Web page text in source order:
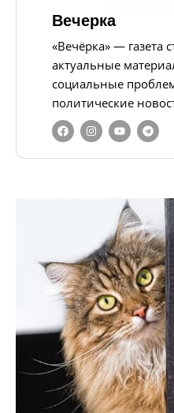
Вечерка
«Вечёрка» — газета
актуальные
социальные
политические